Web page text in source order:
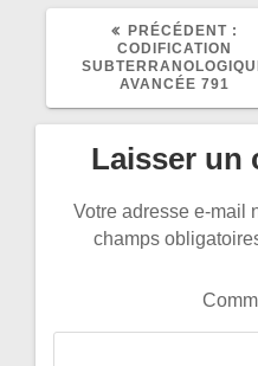
PRÉCÉDENT :
:
CODIFICATION
AVANCÉE 791
Laisser un
Votre adresse e-mail
champs